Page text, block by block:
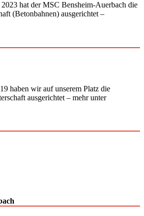
hat der MSC Bensheim-Auerbach die
(Betonbahnen) ausgerichtet –
haben wir auf unserem Platz die
ausgerichtet – mehr unter